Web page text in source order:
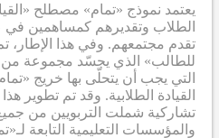
يعتمد نموذج «تمام» مصطلح
الطلاب وتقديرهم كمساهمين في
تقدم مجتمعهم. وفي هذا الإطار،
للطالب» الذي يجسّد مجموعة من
التي يجب أن يتحلّى بها خريج
القيادة الطلابية. وقد تم تطوير
تشاركية شملت التربويين من
والمؤسسات التعليمية التابعة